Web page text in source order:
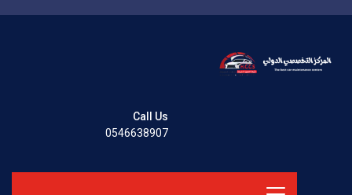
Call Us
0546638907